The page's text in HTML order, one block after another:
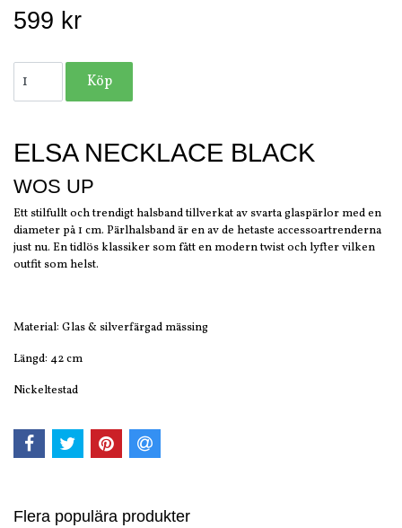
599 kr
ELSA NECKLACE BLACK
WOS UP
Ett stilfullt och trendigt halsband tillverkat av svarta glaspärlor med en
diameter på 1 cm. Pärlhalsband är en av de hetaste accessoartrenderna
just nu. En tidlös klassiker som fått en modern twist och lyfter vilken
outfit som helst.
Material: Glas & silverfärgad mässing
Längd: 42 cm
Nickeltestad
Flera populära produkter